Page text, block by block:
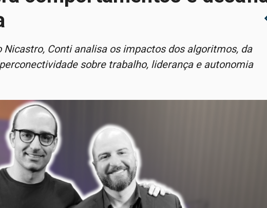
Nicastro, Conti analisa os impactos dos algoritmos, da
sobre trabalho, liderança e autonomia